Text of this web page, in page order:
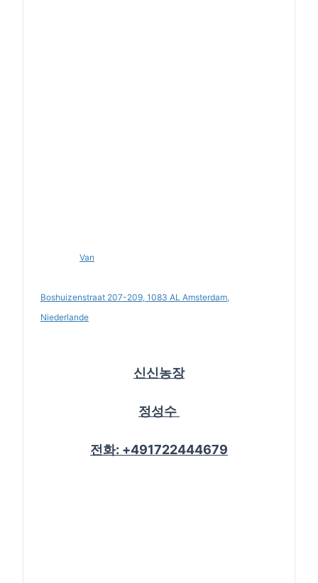
Van
Boshuizenstraat 207-209, 1083 AL Amsterdam,
Niederlande
신신농장
정성수
전화: +491722444679